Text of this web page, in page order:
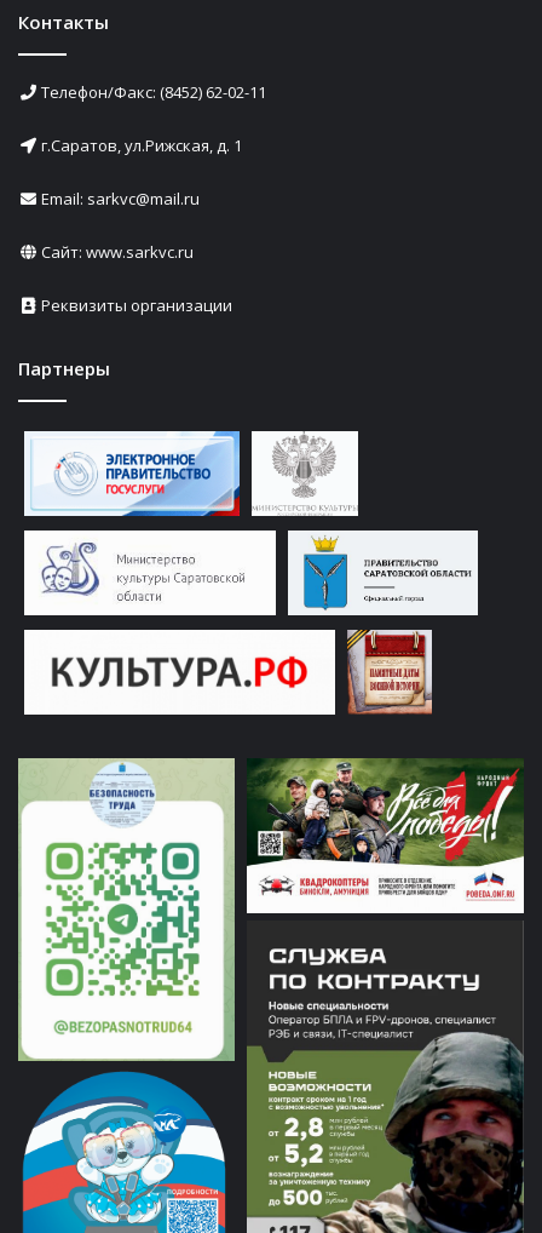
Контакты
Телефон/Факс: (8452) 62-02-11
г.Саратов, ул.Рижская, д. 1
Email: sarkvc@mail.ru
Сайт: www.sarkvc.ru
Реквизиты организации
Партнеры